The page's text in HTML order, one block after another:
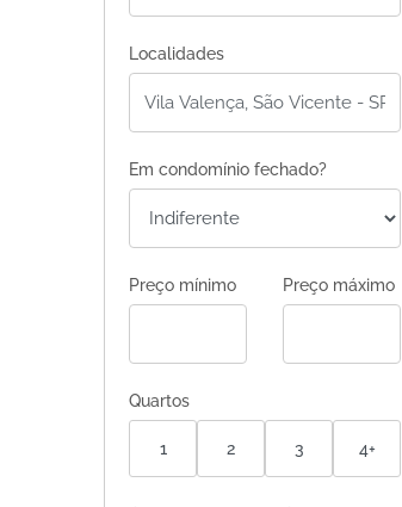
Localidades
Em condomínio fechado?
Preço mínimo Preço máximo
Quartos
1 2 3 4+